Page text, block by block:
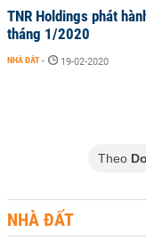
TNR Holdings phát
tháng 1/2020
NHÀ ĐẤT - 19-02-2020
Theo
NHÀ ĐẤT